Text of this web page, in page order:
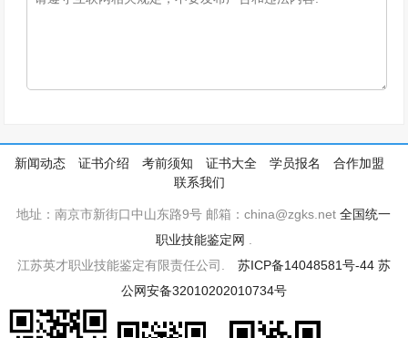
新闻动态 证书介绍 考前须知 证书大全 学员报名
合作加盟
联系我们
地址：南京市新街口中山东路9号 邮箱：china@zgks.net全国统一
职业技能鉴定网
江苏英才职业技能鉴定有限责任公司. 苏ICP备14048581号-44 苏
公网安备32010202010734号